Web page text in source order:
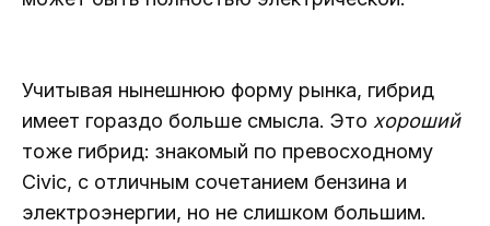
Учитывая нынешнюю форму рынка, гибрид
имеет гораздо больше смысла. Это хороший
тоже гибрид: знакомый по превосходному
Civic, с отличным сочетанием бензина и
электроэнергии, но не слишком большим.